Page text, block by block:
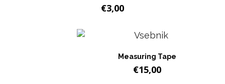
€3,00
Measuring Tape
€15,00